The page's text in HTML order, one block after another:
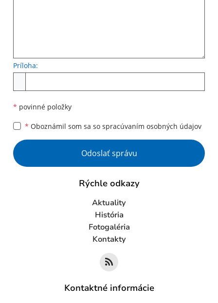
Príloha:
* povinné položky
* Oboznámil som sa so spracúvaním osobných údajov
Google reCaptcha Response
Odoslať správu
Rýchle odkazy
Aktuality
História
Fotogaléria
Kontakty
Kontaktné informácie